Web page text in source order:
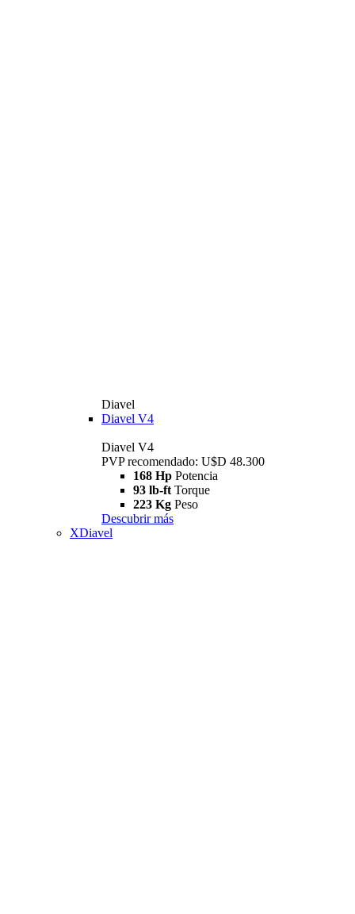
Diavel
Diavel V4
Diavel V4
PVP recomendado: U$D 48.300
168 Hp Potencia
93 lb-ft Torque
223 Kg Peso
Descubrir más
XDiavel